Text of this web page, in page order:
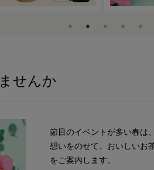
せんか
節目のイベントが多い春は
想いをのせて、おいしいお
をご案内します。